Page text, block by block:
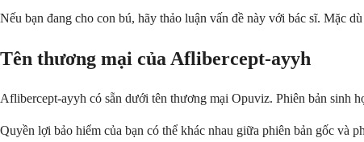
Nếu bạn đang cho con bú, hãy thảo luận vấn đề này với bác sĩ. Mặc
Tên thương mại của Aflibercept-ayyh
Aflibercept-ayyh có sẵn dưới tên thương mại Opuviz. Phiên bản sinh
Quyền lợi bảo hiểm của bạn có thể khác nhau giữa phiên bản gốc và